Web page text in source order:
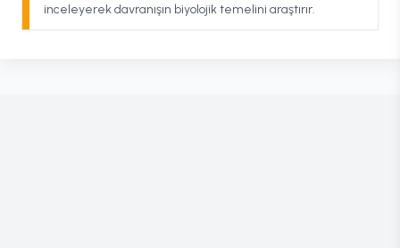
inceleyerek davranışın biyolojik temelini araştırır.